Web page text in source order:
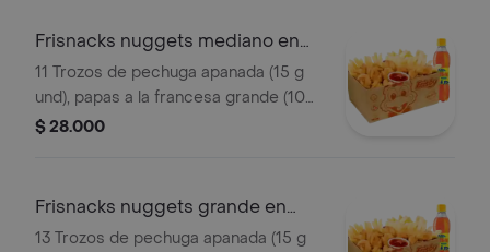
Frisnacks nuggets mediano en
caja
11 Trozos de pechuga apanada (15 g
und), papas a la francesa grande (100
g), gaseosa (400 ml)
$ 28.000
Frisnacks nuggets grande en
caja
13 Trozos de pechuga apanada (15 g